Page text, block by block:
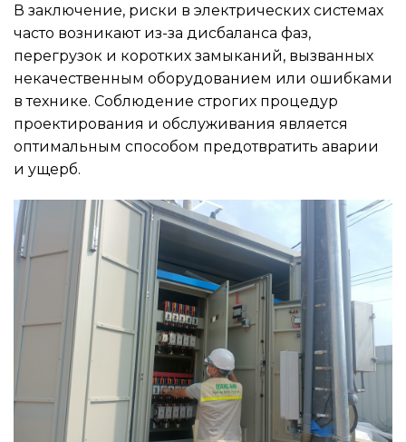
В заключение, риски в электрических системах
часто возникают из-за дисбаланса фаз,
перегрузок и коротких замыканий, вызванных
некачественным оборудованием или ошибками
в технике. Соблюдение строгих процедур
проектирования и обслуживания является
оптимальным способом предотвратить аварии
и ущерб.